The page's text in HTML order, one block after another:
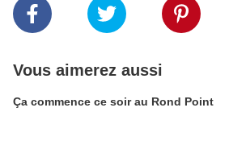
Vous aimerez aussi
Ça commence ce soir au Rond Point